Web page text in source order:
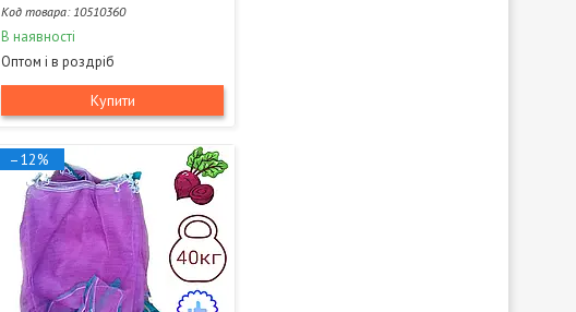
10510360
В наявності
Оптом і в роздріб
Купити
–12%